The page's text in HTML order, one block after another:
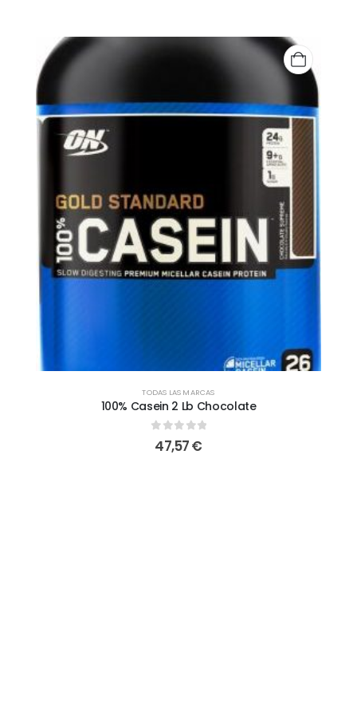
TODAS LAS MARCAS
100% Casein 2 Lb Chocolate
out of 5
47,57€